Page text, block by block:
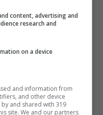
dellaNazionale
uno Brann in
in campionato, con
content, advertising and
research and
on a device
and information from
and other device
and shared with 319
site. We and our partners